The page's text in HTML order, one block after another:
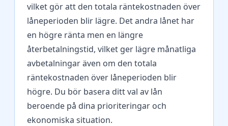
vilket gör att den totala räntekostnaden över
låneperioden blir lägre. Det andra lånet har
en högre ränta men en längre
återbetalningstid, vilket ger lägre månatliga
avbetalningar även om den totala
räntekostnaden över låneperioden blir
högre. Du bör basera ditt val av lån
beroende på dina prioriteringar och
ekonomiska situation.